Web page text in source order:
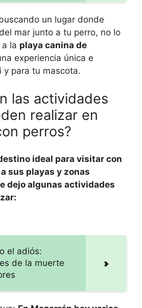
un lugar donde
mar junto a tu perro, no lo
la playa canina de
experiencia única e
y para tu mascota.
las actividades
realizar en
perros?
ideal para visitar con
sus playas y zonas
dejo algunas actividades
el adiós:
de la muerte